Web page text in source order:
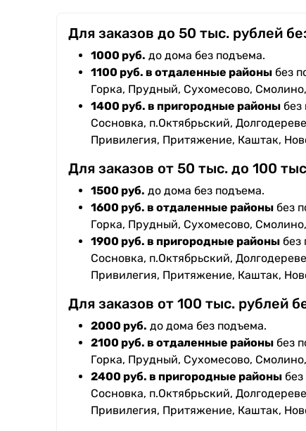
Для заказов до 50 тыс. рублей
1000 руб. до дома без подъема.
1100 руб. в отдаленные районы без
Горка, Прудный, Сухомесово,
1400 руб. в пригородные районы
Сосновка, п.Октябрьский,
Привилегия, Притяжение, Каштак,
Для заказов от 50 тыс. до 100
1500 руб. до дома без подъема.
1600 руб. в отдаленные районы без
Горка, Прудный, Сухомесово,
1900 руб. в пригородные районы
Сосновка, п.Октябрьский,
Привилегия, Притяжение, Каштак,
Для заказов от 100 тыс. рублей
2000 руб. до дома без подъема.
2100 руб. в отдаленные районы без
Горка, Прудный, Сухомесово,
2400 руб. в пригородные районы
Сосновка, п.Октябрьский,
Привилегия, Притяжение, Каштак,